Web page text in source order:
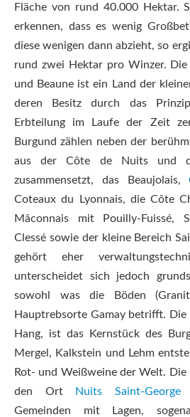
Fläche von rund 40.000 Hektar.
erkennen, dass es wenig
diese wenigen dann abzieht, so
rund zwei Hektar pro Winzer.
und Beaune ist ein Land der
deren Besitz durch das
Erbteilung im Laufe der Zeit
Burgund zählen neben der
aus der Côte de Nuits und
zusammensetzt, das Beaujolais,
Coteaux du Lyonnais, die Côte
Mâconnais mit Pouilly-Fuissé,
Clessé sowie der kleine Bereich
gehört eher
unterscheidet sich jedoch
sowohl was die Böden
Hauptrebsorte Gamay betrifft. Die
Hang, ist das Kernstück des
Mergel, Kalkstein und Lehm
Rot- und Weißweine der Welt.
den Ort Nuits Saint-George
Gemeinden mit Lagen,